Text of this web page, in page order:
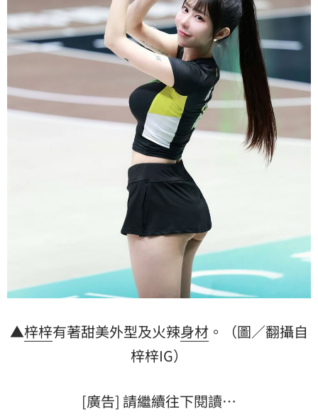
▲梓梓有著甜美外型及火辣身材 。（圖／翻攝自
梓梓IG）
[廣告] 請繼續往下閱讀…